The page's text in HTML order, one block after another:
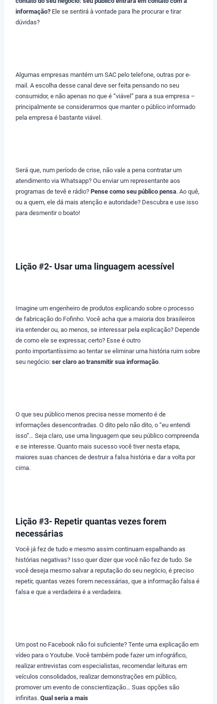
informação? Ele se sentirá à vontade para lhe procurar e tirar
dúvidas?
Algumas empresas mantém um SAC pelo telefone, outras por e-
mail. A escolha desse canal deve ser feita pensando no seu
consumidor, e não apenas no que é “viável” para a sua empresa –
principalmente se considerarmos que manter o público informado
pela empresa é bastante viável.
Será que, num período de crise, não vale a pena contratar um
atendimento via Whatsapp? Ou enviar um representante aos
programas de tevê e rádio? Pense como seu público pensa. Ao quê,
ou a quem, ele dá mais atenção e autoridade? Descubra e use isso
para desmentir o boato!
Lição #2- Usar uma linguagem acessível
Imagine um engenheiro de produtos explicando sobre o processo
de fabricação do Fofinho. Você acha que a maioria dos brasileiros
iria entender ou, ao menos, se interessar pela explicação? Depende
de como ele se expressar, certo? Esse é outro
ponto importantíssimo ao tentar se eliminar uma história ruim sobre
seu negócio: ser claro ao transmitir sua informação.
O que seu público menos precisa nesse momento é de
informações desencontradas. O dito pelo não dito, o “eu entendi
isso”… Seja claro, use uma linguagem que seu público compreenda
e se interesse. Quanto mais sucesso você tiver nesta etapa,
maiores suas chances de destruir a falsa história e dar a volta por
cima.
Lição #3- Repetir quantas vezes forem
necessárias
Você já fez de tudo e mesmo assim continuam espalhando as
histórias negativas? Isso quer dizer que você não fez de tudo. Se
você deseja mesmo salvar a reputação do seu negócio, é preciso
repetir, quantas vezes forem necessárias, que a informação falsa é
falsa e que a verdadeira é a verdadeira.
Um post no Facebook não foi suficiente? Tente uma explicação em
vídeo para o Youtube. Você também pode fazer um infográfico,
realizar entrevistas com especialistas, recomendar leituras em
veículos consolidados, realizar demonstrações em público,
promover um evento de conscientização… Suas opções são
infinitas. Qual seria a mais